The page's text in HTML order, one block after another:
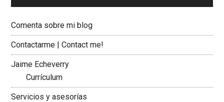
Comenta sobre mi blog
Contactarme | Contact me!
Jaime Echeverry
Currículum
Servicios y asesorías